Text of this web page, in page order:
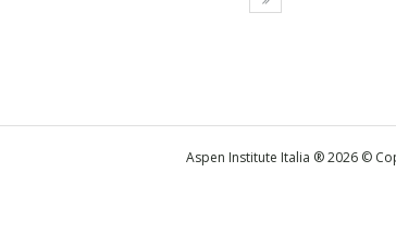
Aspen Institute Italia ® 2026 ©